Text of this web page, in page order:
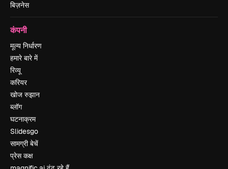
बिज़नेस
कंपनी
मूल्य निर्धारण
हमारे बारे में
रिव्यू
करियर
खोज रुझान
ब्लॉग
घटनाक्रम
Slidesgo
सामग्री बेचें
प्रेस कक्ष